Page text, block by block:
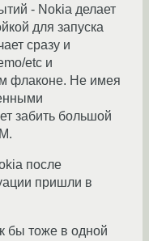
- Nokia делает
для запуска
сразу и
etc и
флаконе. Не имея
забить большой
после
пришли в
бы тоже в одной